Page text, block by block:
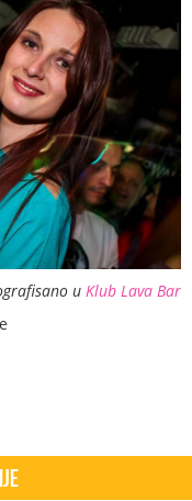
u Klub Lava Bar